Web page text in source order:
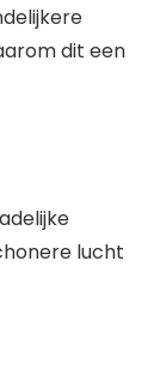
dit een
lucht